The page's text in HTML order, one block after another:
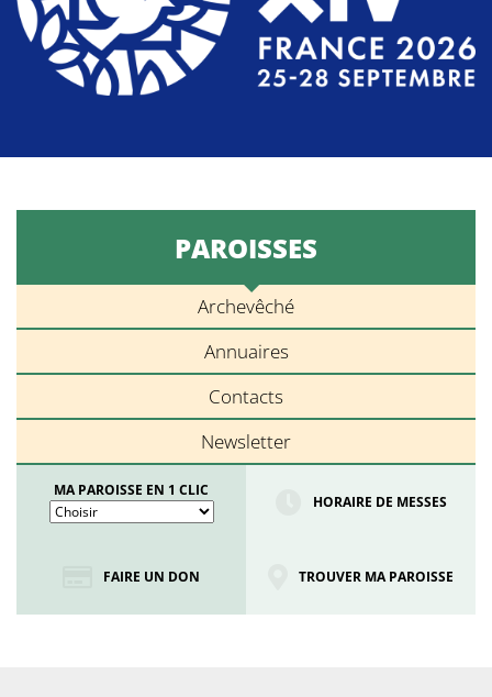
PAROISSES
Archevêché
Annuaires
Contacts
Newsletter
MA PAROISSE EN 1 CLIC
HORAIRE DE MESSES
FAIRE UN DON TROUVER MA PAROISSE